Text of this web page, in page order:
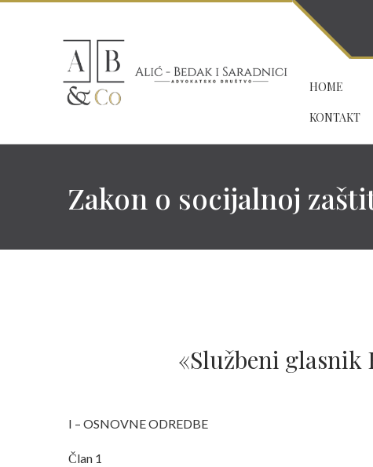
HOME
KONTAKT
Zakon o socijalnoj
«Službeni glasnik
I – OSNOVNE ODREDBE
Član 1